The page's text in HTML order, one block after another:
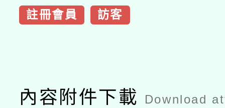
註冊會員 訪客
內容附件下載 Download